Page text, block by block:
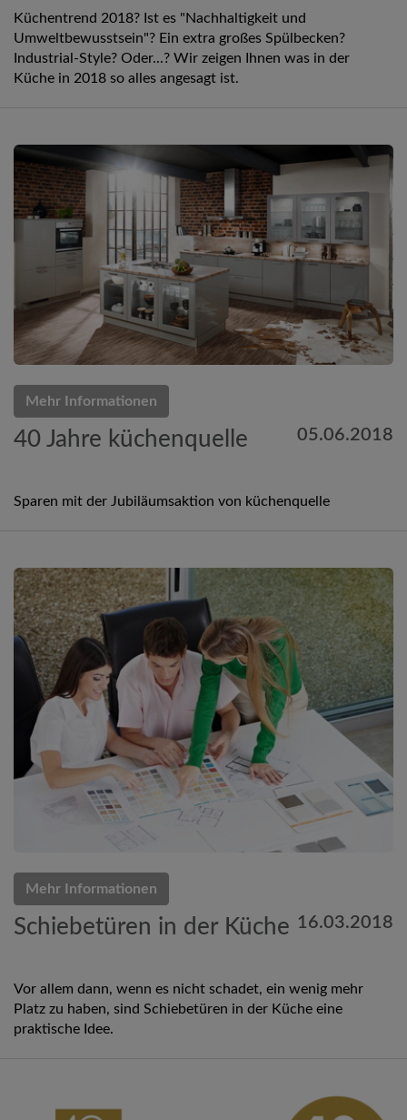
Küchentrend 2018? Ist es "Nachhaltigkeit und
Umweltbewusstsein"? Ein extra großes Spülbecken?
Industrial-Style? Oder...? Wir zeigen Ihnen was in der
Küche in 2018 so alles angesagt ist.
Mehr Informationen
40 Jahre küchenquelle 05.06.2018
Sparen mit der Jubiläumsaktion von küchenquelle
Mehr Informationen
Schiebetüren in der Küche 16.03.2018
Vor allem dann, wenn es nicht schadet, ein wenig mehr
Platz zu haben, sind Schiebetüren in der Küche eine
praktische Idee.